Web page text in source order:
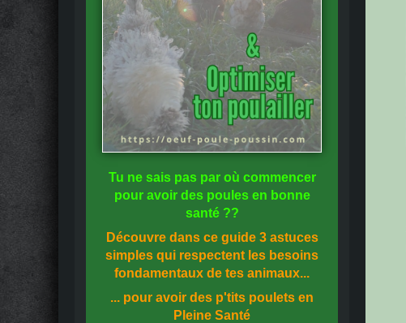
Tu ne sais pas par où commencer
pour avoir des poules en bonne
santé??
Découvre dans ce guide 3 astuces
simples qui respectent les besoins
fondamentaux de tes animaux...
... pour avoir des p'tits poulets en
Pleine Santé